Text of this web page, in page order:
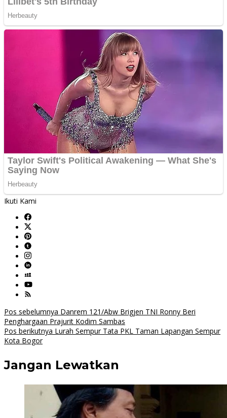
Ikuti Kami
Navigasi
pos
Pos sebelumnya Danrem 121/Abw Brigjen TNI Ronny Beri
Penghargaan Prajurit Kodim Sambas
Pos berikutnya Lurah Sempur Tata PKL Taman Lapangan Sempur
Kota Bogor
Jangan Lewatkan